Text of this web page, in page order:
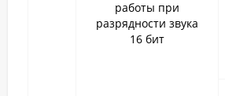
работы при
разрядности звука
16 бит